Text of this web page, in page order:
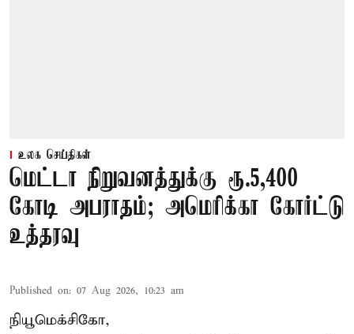
உலக செய்திகள்
மெட்டா நிறுவனத்துக்கு ரூ.5,400
கோடி அபராதம்; அமெரிக்கா கோர்ட்டு
உத்தரவு
Published on: 07 Aug 2026, 10:23 am
நியூமெக்சிகோ,